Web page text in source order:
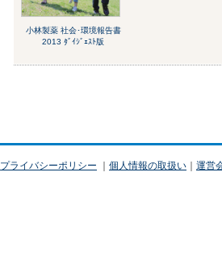
小林製薬 社会･環境報告書
2013 ﾀﾞｲｼﾞｪｽﾄ版
プライバシーポリシー ｜ 個人情報の取扱い ｜ 運営